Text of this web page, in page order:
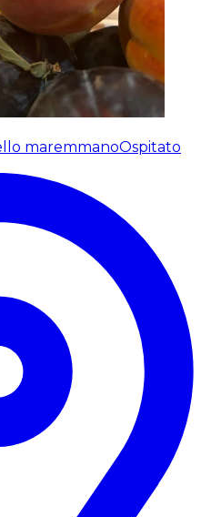
maremmanoOspitato